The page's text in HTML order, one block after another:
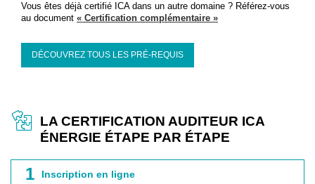
Vous êtes déjà certifié ICA dans un autre domaine ? Référez-vous
au document « Certification complémentaire »
DÉCOUVREZ TOUS LES PRÉ-REQUIS
LA CERTIFICATION AUDITEUR ICA
ÉNERGIE ÉTAPE PAR ÉTAPE
1 Inscription en ligne